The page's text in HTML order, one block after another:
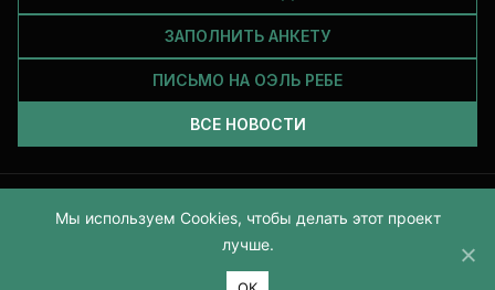
ЗАПОЛНИТЬ АНКЕТУ
ПИСЬМО НА ОЭЛЬ РЕБЕ
ВСЕ НОВОСТИ
Все права защищены и принадлежат Еврейской общине Днепра.
2026
Мы используем Cookies, чтобы делать этот проект
лучше.